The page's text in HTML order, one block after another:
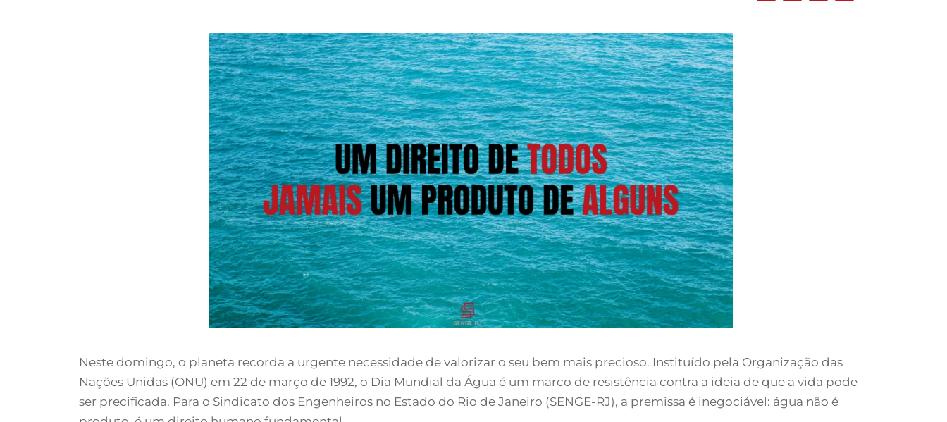
Neste domingo, o planeta recorda a urgente necessidade de valorizar o seu bem mais precioso. Instituído pela Organização das
Nações Unidas (ONU) em 22 de março de 1992, o Dia Mundial da Água é um marco de resistência contra a ideia de que a vida pode
ser precificada. Para o Sindicato dos Engenheiros no Estado do Rio de Janeiro (SENGE-RJ), a premissa é inegociável: água não é